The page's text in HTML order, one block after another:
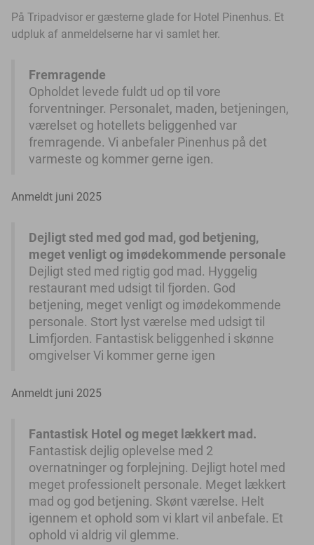
På Tripadvisor er gæsterne glade for Hotel Pinenhus. Et
udpluk af anmeldelserne har vi samlet her.
Fremragende
Opholdet levede fuldt ud op til vore
forventninger. Personalet, maden, betjeningen,
værelset og hotellets beliggenhed var
fremragende. Vi anbefaler Pinenhus på det
varmeste og kommer gerne igen.
Anmeldt juni 2025
Dejligt sted med god mad, god betjening,
meget venligt og imødekommende personale
Dejligt sted med rigtig god mad. Hyggelig
restaurant med udsigt til fjorden. God
betjening, meget venligt og imødekommende
personale. Stort lyst værelse med udsigt til
Limfjorden. Fantastisk beliggenhed i skønne
omgivelser Vi kommer gerne igen
Anmeldt juni 2025
Fantastisk Hotel og meget lækkert mad.
Fantastisk dejlig oplevelse med 2
overnatninger og forplejning. Dejligt hotel med
meget professionelt personale. Meget lækkert
mad og god betjening. Skønt værelse. Helt
igennem et ophold som vi klart vil anbefale. Et
ophold vi aldrig vil glemme.